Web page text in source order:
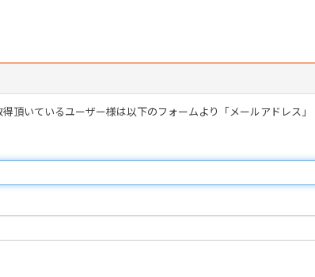
頂いているユーザー様は以下のフォームより「メールアドレス